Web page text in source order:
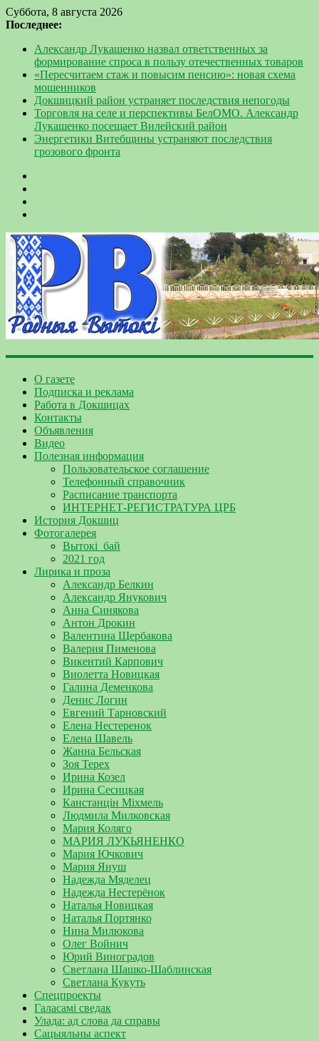
Суббота, 8 августа 2026
Последнее:
Александр Лукашенко назвал ответственных за
формирование спроса в пользу отечественных товаров
«Пересчитаем стаж и повысим пенсию»: новая схема
мошенников
Докшицкий район устраняет последствия непогоды
Торговля на селе и перспективы БелОМО. Александр
Лукашенко посещает Вилейский район
Энергетики Витебщины устраняют последствия
грозового фронта
О газете
Подписка и реклама
Работа в Докшицах
Контакты
Объявления
Видео
Полезная информация
Пользовательское соглашение
Телефонный справочник
Расписание транспорта
ИНТЕРНЕТ-РЕГИСТРАТУРА ЦРБ
История Докшиц
Фотогалерея
Вытокі_бай
2021 год
Лирика и проза
Александр Белкин
Александр Янукович
Анна Синякова
Антон Дрокин
Валентина Щербакова
Валерия Пименова
Викентий Карпович
Виолетта Новицкая
Галина Деменкова
Денис Логин
Евгений Тарновский
Елена Нестеренок
Елена Шавель
Жанна Бельская
Зоя Терех
Ирина Козел
Ирина Сесицкая
Канстанцін Міхмель
Людмила Милковская
Мария Коляго
МАРИЯ ЛУКЬЯНЕНКО
Мария Ючкович
Мария Януш
Надежда Мяделец
Надежда Нестерёнок
Наталья Новицкая
Наталья Портянко
Нина Милюкова
Олег Войнич
Юрий Виноградов
Светлана Шашко-Шаблинская
Светлана Кукуть
Спецпроекты
Галасамі сведак
Улада: ад слова да справы
Сацыяльны аспект